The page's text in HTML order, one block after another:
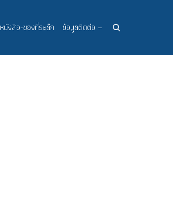
หนังสือ-ของที่ระลึก ข้อมูลติดต่อ +